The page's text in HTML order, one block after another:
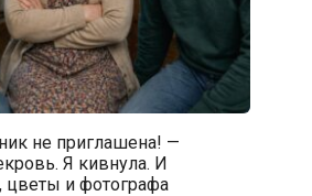
не приглашена! —
Я кивнула. И
цветы и фотографа